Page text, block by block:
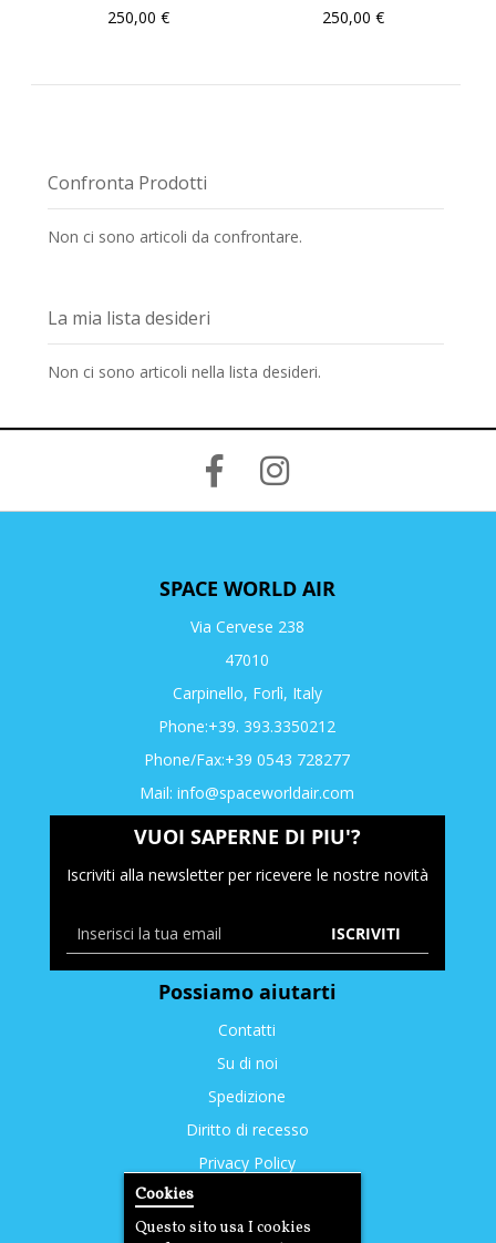
Cookies
Questo sito usa I cookies
250,00 €
250,00 €
Confronta Prodotti
Non ci sono articoli da confrontare.
La mia lista desideri
Non ci sono articoli nella lista desideri.
SPACE WORLD AIR
Via Cervese 238
47010
Carpinello, Forlì, Italy
Phone:+39. 393.3350212
Phone/Fax:+39 0543 728277
Mail: info@spaceworldair.com
VUOI SAPERNE DI PIU'?
Iscriviti alla newsletter per ricevere le nostre novità
ISCRIVITI
Possiamo aiutarti
Contatti
Su di noi
Spedizione
Diritto di recesso
Privacy Policy